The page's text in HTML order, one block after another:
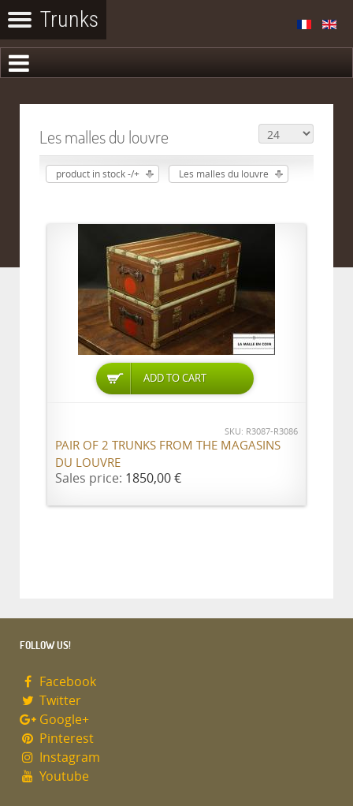
Les malles du louvre
product in stock -/+ Les malles du louvre
ADD TO CART
SKU: R3087-R3086
PAIR OF 2 TRUNKS FROM THE MAGASINS
DU LOUVRE
Sales price: 1850,00 €
FOLLOW US!
Facebook
Twitter
Google+
Pinterest
Instagram
Youtube